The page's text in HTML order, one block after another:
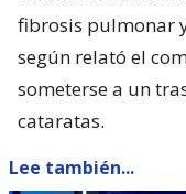
fibrosis pulmonar
según relató el
someterse a un
cataratas.
Lee también...